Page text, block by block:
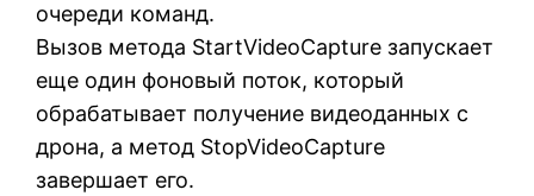
очереди команд.
Вызов метода StartVideoCapture запускает
еще один фоновый поток, который
обрабатывает получение видеоданных с
дрона, а метод StopVideoCapture
завершает его.